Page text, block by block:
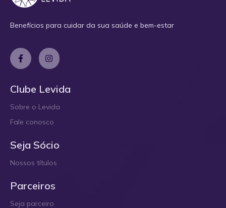
Benefícios para cuidar da sua saúde e bem-estar
Clube Levida
Sobre o Levida
Fale conosco
Seja Sócio
Nossos títulos
Parceiros
Seja parceiro